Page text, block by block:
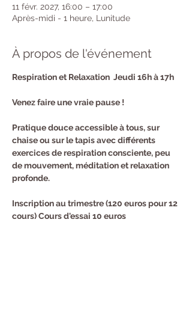
11 févr. 2027, 16:00 – 17:00
Après-midi - 1 heure, Lunitude
À propos de l'événement
Respiration et Relaxation  Jeudi 16h à 17h
Venez faire une vraie pause !
Pratique douce accessible à tous, sur
chaise ou sur le tapis avec différents
exercices de respiration consciente, peu
de mouvement, méditation et relaxation
profonde.
Inscription au trimestre (120 euros pour 12
cours) Cours d'essai 10 euros